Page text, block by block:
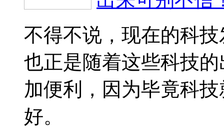
不得不说，现在的科
也正是随着这些科技
加便利，因为毕竟科
好。